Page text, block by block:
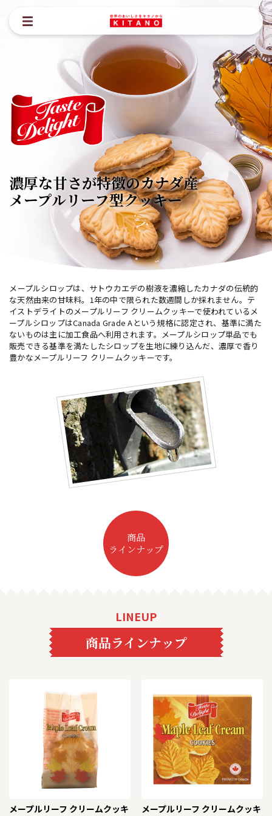
濃厚な甘さが特徴のカナダ産
メープルリーフ型クッキー
メープルシロップは、サトウカエデの樹液を濃縮したカナダの伝統的
な天然由来の甘味料。1年の中で限られた数週間しか採れません。テ
イストデライトのメープルリーフ クリームクッキーで使われているメ
ープルシロップはCanada Grade Aという規格に認定され、基準に満た
ないものは主に加工食品へ利用されます。メープルシロップ単品でも
販売できる基準を満たしたシロップを生地に練り込んだ、濃厚で香り
豊かなメープルリーフ クリームクッキーです。
商品
ラインナップ
LINEUP
商品ラインナップ
メープルリーフ クリームクッキ
メープルリーフ クリームクッキ